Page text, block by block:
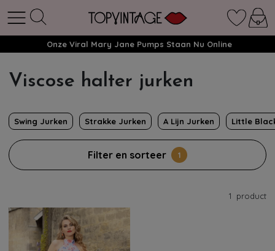
Onze Viral Mary Jane Pumps Staan Nu Online
Viscose halter jurken
Swing Jurken Strakke Jurken A Lijn Jurken Little
Filter en sorteer 1
1 product